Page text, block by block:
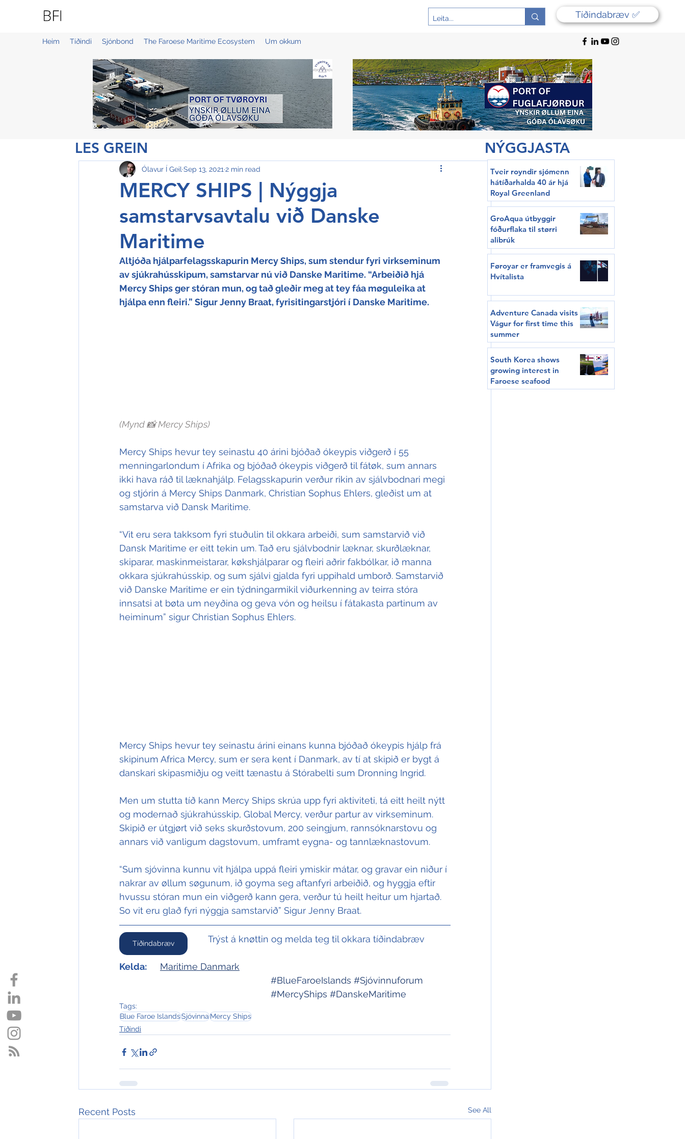
Tíðindabræv ✅
Heim Tíðindi Sjónbond The Faroese Maritime Ecosystem Um okkum
MERCY SHIPS | Nýggja
samstarvsavtalu við Danske
Maritime
Ólavur Í Geil Sep 13, 2021 2 min read
Altjóða hjálparfelagsskapurin Mercy Ships, sum stendur fyri virkseminum
av sjúkrahússkipum, samstarvar nú við Danske Maritime. “Arbeiðið hjá
Mercy Ships ger stóran mun, og tað gleðir meg at tey fáa møguleika at
hjálpa enn fleiri.” Sigur Jenny Braat, fyrisitingarstjóri í Danske Maritime.
(Mynd 📸 Mercy Ships)
Mercy Ships hevur tey seinastu 40 árini bjóðað ókeypis viðgerð í 55
menningarlondum í Afrika og bjóðað ókeypis viðgerð til fátøk, sum annars
ikki hava ráð til læknahjálp. Felagsskapurin verður rikin av sjálvbodnari megi
og stjórin á Mercy Ships Danmark, Christian Sophus Ehlers, gleðist um at
samstarva við Dansk Maritime.
“Vit eru sera takksom fyri stuðulin til okkara arbeiði, sum samstarvið við
Dansk Maritime er eitt tekin um. Tað eru sjálvbodnir læknar, skurðlæknar,
skiparar, maskinmeistarar, køkshjálparar og fleiri aðrir fakbólkar, ið manna
okkara sjúkrahússkip, og sum sjálvi gjalda fyri uppihald umborð. Samstarvið
við Danske Maritime er ein týdningarmikil viðurkenning av teirra stóra
innsatsi at bøta um neyðina og geva vón og heilsu í fátakasta partinum av
heiminum” sigur Christian Sophus Ehlers.
Mercy Ships hevur tey seinastu árini einans kunna bjóðað ókeypis hjálp frá
skipinum Africa Mercy, sum er sera kent í Danmark, av tí at skipið er bygt á
danskari skipasmiðju og veitt tænastu á Stórabelti sum Dronning Ingrid.
Men um stutta tíð kann Mercy Ships skrúa upp fyri aktiviteti, tá eitt heilt nýtt
og modernað sjúkrahússkip, Global Mercy, verður partur av virkseminum.
Skipið er útgjørt við seks skurðstovum, 200 seingjum, rannsóknarstovu og
annars við vanligum dagstovum, umframt eygna- og tannlæknastovum.
“Sum sjóvinna kunnu vit hjálpa uppá fleiri ymiskir mátar, og gravar ein niður í
nakrar av øllum søgunum, ið goyma seg aftanfyri arbeiðið, og hyggja eftir
hvussu stóran mun ein viðgerð kann gera, verður tú heilt heitur um hjartað.
So vit eru glað fyri nýggja samstarvið” Sigur Jenny Braat.
Tíðindabræv Trýst á knøttin og melda teg til okkara tíðindabræv
Kelda:
Maritime Danmark
#BlueFaroeIslands #Sjóvinnuforum
#MercyShips #DanskeMaritime
Tags:
Blue Faroe IslandsSjóvinnaMercy Ships
Tíðindi
Recent Posts See All
LES GREIN NÝGGJASTA
Tveir royndir sjómenn
hátíðarhalda 40 ár hjá
Royal Greenland
GroAqua útbyggir
fóðurflaka til størri
alibrúk
Føroyar er framvegis á
Hvítalista
Adventure Canada visits
Vágur for first time this
summer
South Korea shows
growing interest in
Faroese seafood